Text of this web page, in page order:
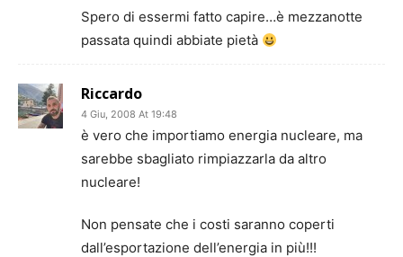
Spero di essermi fatto capire…è mezzanotte
passata quindi abbiate pietà
Riccardo
4 Giu, 2008 At 19:48
è vero che importiamo energia nucleare, ma
sarebbe sbagliato rimpiazzarla da altro
nucleare!
Non pensate che i costi saranno coperti
dall’esportazione dell’energia in più!!!